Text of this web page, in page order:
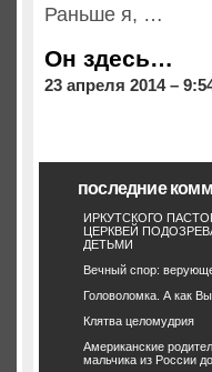
Раньше я, …
Он здесь…
23 апреля 2014 –
последние
ИРКУТСКОГО
ЦЕРКВЕЙ
ДЕТЬМИ
Вечный спор:
Головоломка. А как
Клятва целомудрия
Американские
мальчика из России